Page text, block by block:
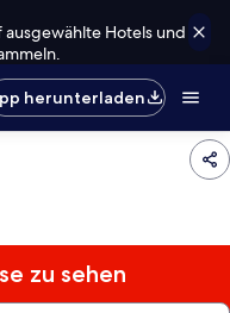
ausgewählte Hotels und
herunterladen
zu sehen